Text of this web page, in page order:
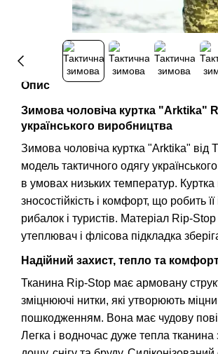
Опис
Зимова чоловіча куртка "Arktika"
українського виробництва
Зимова чоловіча куртка "Arktika"
модель тактичного одягу
в умовах низьких температур.
зносостійкість і комфорт, що робить
рибалок і туристів. Матеріал Rip-Stop
утеплювач і флісова підкладка
Надійний захист, тепло та
Тканина Rip-Stop має армовану
зміцнюючі нитки, які утворюють
пошкодженням. Вона має чудову
Легка і водночас дуже тепла